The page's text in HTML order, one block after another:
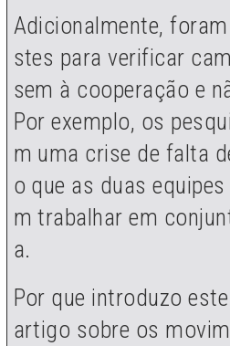
Adicionalmente,
stes para verificar
sem à cooperação e
Por exemplo, os
m uma crise de falta
o que as duas
m trabalhar em
a.
Por que introduzo
artigo sobre os